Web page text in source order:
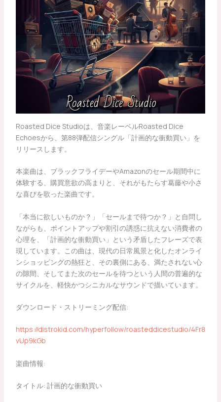
Roasted Dice Studioは、音楽レーベルRoasted Dice
Echoesから、第88弾配信シングル「計画的な衝動買い」を
リリースします。
本楽曲は、ブラックフライデーやAmazonのセール期間中に
体験する、購買意欲の高まりと、それがもたらす葛藤や小さ
な喜びを歌った楽曲です。
「本当に欲しいものか？」「セールまで待つか？」と自問し
ながらも、ポイントアップや割引の誘惑に抗えない消費者の
心理を、「計画的な衝動買い」という矛盾したフレーズで表
現しています。この曲は、現代の日常風景と化したオンライ
ンショッピングの熱狂と、その裏側にある、満たされない心
の隙間、そしてまた次のセールを待つという人間の普遍的な
サイクルを、軽快かつシニカルなサウンドで描いています。
ダウンロード・ストリーミング配信:
https://distrokid.com/hyperfollow/roasteddicestudio/4Fr8
vUp9kGb
楽曲情報:
タイトル: 計画的な衝動買い